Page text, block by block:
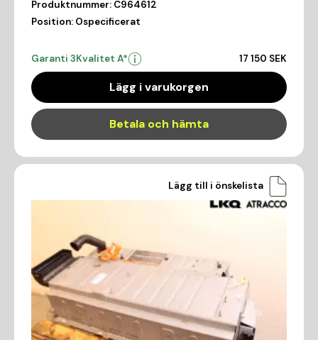
Produktnummer: C964612
Position: Ospecificerat
Garanti 3Kvalitet A* 17 150 SEK
Lägg i varukorgen
Betala och hämta
Lägg till i önskelista